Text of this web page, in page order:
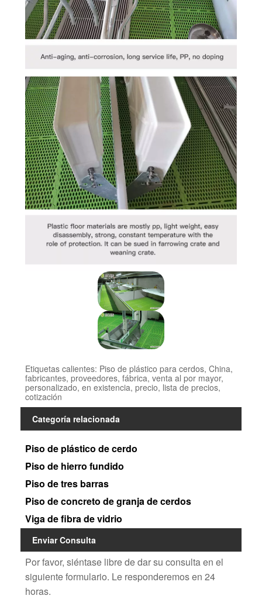
Etiquetas calientes: Piso de plástico para cerdos, China,
fabricantes, proveedores, fábrica, venta al por mayor,
personalizado, en existencia, precio, lista de precios,
cotización
Categoría relacionada
Piso de plástico de cerdo
Piso de hierro fundido
Piso de tres barras
Piso de concreto de granja de cerdos
Viga de fibra de vidrio
Enviar Consulta
Por favor, siéntase libre de dar su consulta en el
siguiente formulario. Le responderemos en 24
horas.